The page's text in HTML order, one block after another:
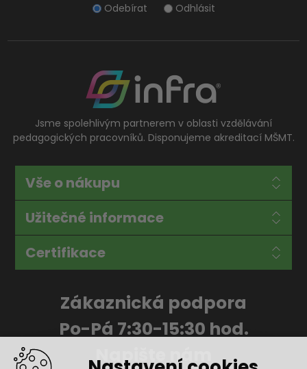
Odebírat Odhlásit
Jsme spolehlivým partnerem v oblasti vzdělávání
pedagogických pracovníků. Disponujeme akreditací MŠMT.
Vše o nákupu
Užitečné informace
Certifikace
Zákaznická podpora
Po-Pá 7:30-15:30 hod.
Napište nám